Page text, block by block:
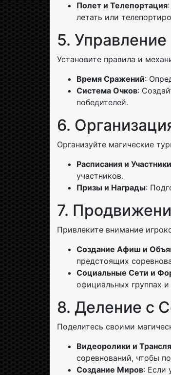
Полет и Телепортация
летать или
5.
Установите правила и
Время Сражений:
Система Очков:
победителей.
6.
Организуйте магические
Расписания и Участники
участников.
Призы и Награды:
7.
Привлеките внимание
Создание Афиш и
предстоящих
Социальные Сети и
официальных группах
8. Деление с
Поделитесь своими
Видеоролики и
соревнований, чтобы
Создание Миров: Если